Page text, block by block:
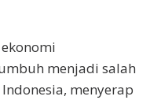
menjadi salah
menyerap